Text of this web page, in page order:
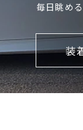
毎日眺め
装